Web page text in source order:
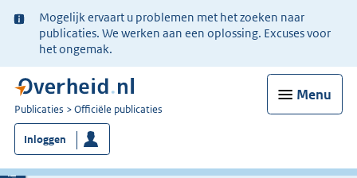
Ter
informatie:
Mogelijk ervaart u problemen met het zoeken naar
publicaties. We werken aan een oplossing. Excuses voor
het ongemak.
Menu
U
bent
nu
hier:
Publicaties Officiële publicaties
Inloggen